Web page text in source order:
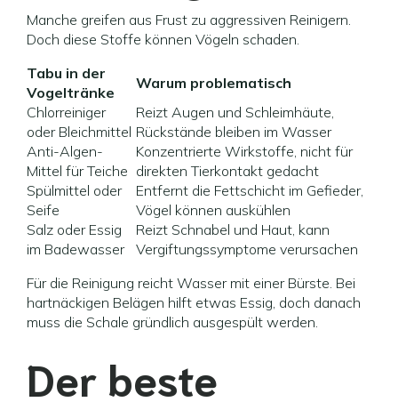
Manche greifen aus Frust zu aggressiven Reinigern.
Doch diese Stoffe können Vögeln schaden.
Tabu in der
Vogeltränke
Warum problematisch
Chlorreiniger
oder Bleichmittel
Reizt Augen und Schleimhäute,
Rückstände bleiben im Wasser
Anti-Algen-
Mittel für Teiche
Konzentrierte Wirkstoffe, nicht für
direkten Tierkontakt gedacht
Spülmittel oder
Seife
Entfernt die Fettschicht im Gefieder,
Vögel können auskühlen
Salz oder Essig
im Badewasser
Reizt Schnabel und Haut, kann
Vergiftungssymptome verursachen
Für die Reinigung reicht Wasser mit einer Bürste. Bei
hartnäckigen Belägen hilft etwas Essig, doch danach
muss die Schale gründlich ausgespült werden.
Der beste